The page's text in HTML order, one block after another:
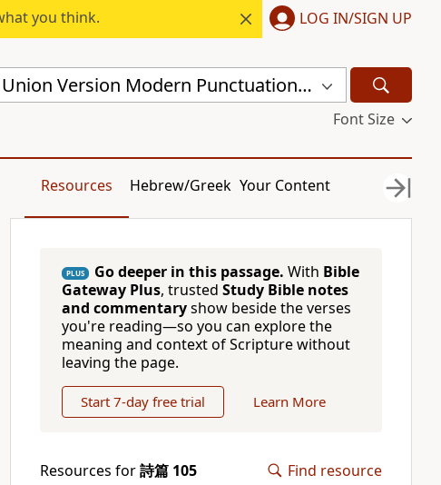
you think. LOG IN/SIGN UP
Chinese Union Version Modern Punctuation (Traditional) (CUVMPT)
Font Size
Resources Hebrew/Greek Your Content
PLUS Go deeper in this passage. With Bible
Gateway Plus, trusted Study Bible notes
and commentaryshow beside the verses
you're reading—so you can explore the
meaning and context of Scripture without
leaving the page.
Start 7-day free trial Learn More
Resources for詩篇 105 Find resource